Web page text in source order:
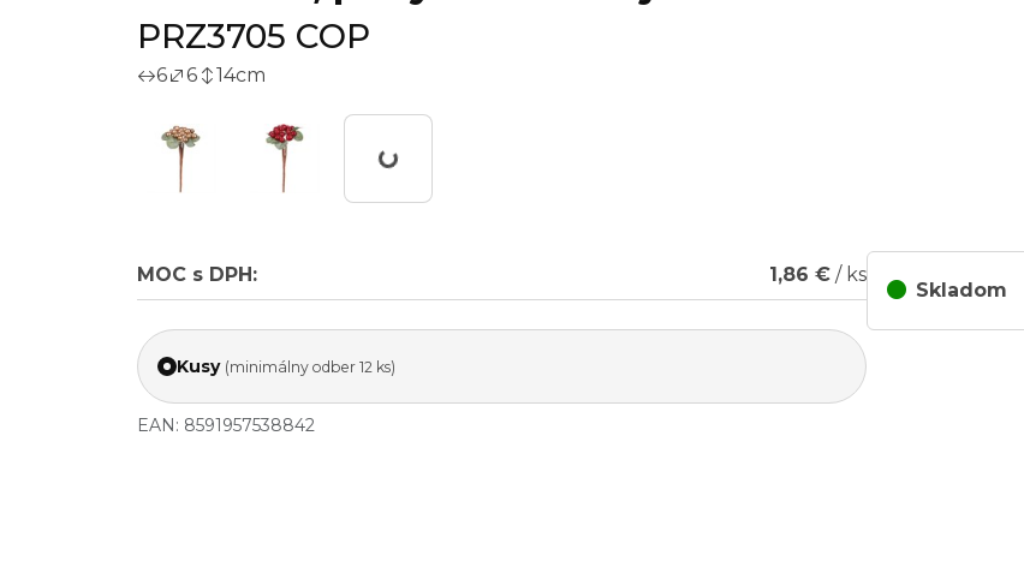
PRZ3705 COP
6 6 14cm
Working...
MOC s DPH: 1,86 € / ks
Kusy (minimálny odber 12 ks)
EAN: 8591957538842
Skladom